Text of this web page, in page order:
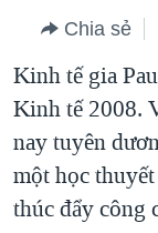
chính
điều
hướng
chính
Đi
tới
BLOG
DIỄN ĐÀN
MỤC
TỰ DO BÁO CHÍ
VẠCH TRẦN
CHUYÊN ĐỀ
CHIẾN TRANH
HỌC TIẾNG ANH
Chia sẻ
Kinh tế gia
Kinh tế 2008.
nay tuyên
một học
thúc đẩy công